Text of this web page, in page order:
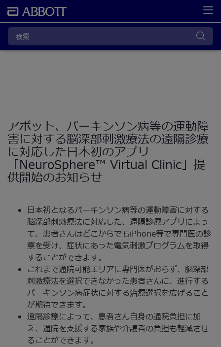
アボット、パーキンソン病等の運動障
害に対する脳深部刺激療法の遠隔診療
に対応した日本初のアプリ
「NeuroSphere™ Virtual Clinic」提
供開始のお知らせ
日本初となるパーキンソン病等の運動障害に対する
脳深部刺激療法に対応した、遠隔診療アプリによっ
て、患者さんはどこからでもiPhone等で専門医の診
察を受け、症状にあった電気刺激プログラムを取得
することができます。
これまで通院可能エリアに専門医がおらず、脳深部
刺激療法を選択できなかった患者さんに、進行する
パーキンソン病症状に対する治療選択を広げること
が期待できます。
遠隔診療によって、患者さん自身の通院負担に加
え、通院を支援する家族や介護者の負担も軽減させ
ることができます。